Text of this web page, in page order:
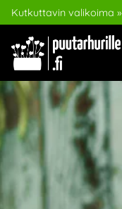
Kutkuttavin valikoima »